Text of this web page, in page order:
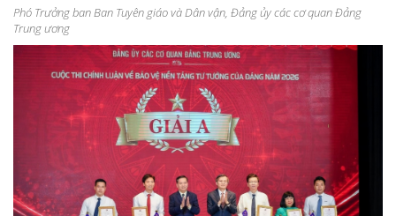
Phó Trưởng ban Ban Tuyên giáo và Dân vận, Đảng ủy các cơ quan Đảng
Trung ương